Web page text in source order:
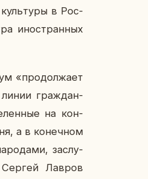
в Рос­
ино­стран­ных
«про­дол­жа­ет
линии граж­дан­
на кон­
а в ко­неч­ном
за­слу­
Лавров